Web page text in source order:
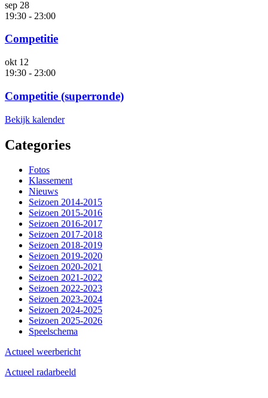
sep 28
19:30 - 23:00
Competitie
okt 12
19:30 - 23:00
Competitie (superronde)
Bekijk kalender
Categories
Fotos
Klassement
Nieuws
Seizoen 2014-2015
Seizoen 2015-2016
Seizoen 2016-2017
Seizoen 2017-2018
Seizoen 2018-2019
Seizoen 2019-2020
Seizoen 2020-2021
Seizoen 2021-2022
Seizoen 2022-2023
Seizoen 2023-2024
Seizoen 2024-2025
Seizoen 2025-2026
Speelschema
Actueel weerbericht
Actueel radarbeeld